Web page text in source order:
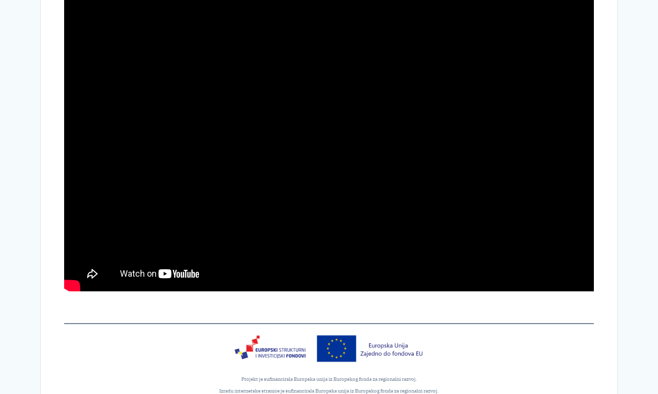
Projekt je sufinancirala Europska unija iz Europskog fonda za regionalni razvoj.
Izradu internetske stranice je sufinancirala Europska unija iz Europskog fonda za regionalni razvoj.